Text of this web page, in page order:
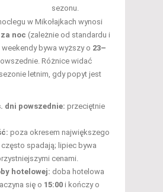
sezonu.
w Mikołajkach wynosi
za noc (zależnie od standardu i
weekendy bywa wyższy o 23–
Różnice widać
letnim, gdy popyt jest
dni powszednie: przeciętnie
poza okresem największego
często spadają; lipiec bywa
cenami.
hotelowej: doba hotelowa
się o 15:00 i kończy o